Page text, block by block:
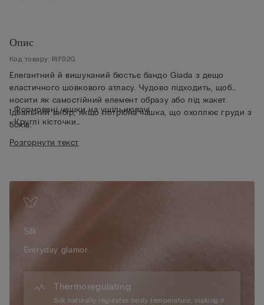
Опис
Код товару: RIF92G
Елегантний й вишуканий бюстьє бандо Giada з дещо
еластичного шовкового атласу. Чудово підходить, щоб
носити як самостійний елемент образу або під жакет.
Ідеальний вибір, якщо потрібна чашка, що охоплює груди з
боків.
• Формовані чашки на ущільнювачі
• Круглі кісточки
• Бюстьє повністю продубльоване тюлем
• Знімні еластичні бретельки повністю регулюються
• Відмінна підтримка
• Підкреслює красу декольте й надає бюсту круглішої
• Зріст моделі 175 см, розмір 2B / 75B / 34B / 85B / 42B
Розгорнути текст
Silk
Everyday glamor.
Thermoregulating
Silk naturally regulates body temperature, making it